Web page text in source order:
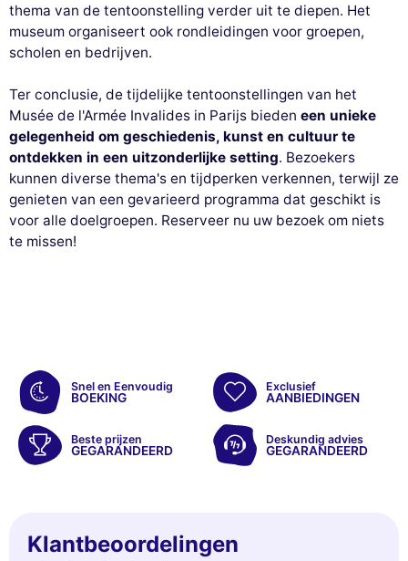
thema van de tentoonstelling verder uit te diepen. Het
museum organiseert ook rondleidingen voor groepen,
scholen en bedrijven.
Ter conclusie, de tijdelijke tentoonstellingen van het
Musée de l'Armée Invalides in Parijs bieden een unieke
gelegenheid om geschiedenis, kunst en cultuur te
ontdekken in een uitzonderlijke setting. Bezoekers
kunnen diverse thema's en tijdperken verkennen, terwijl ze
genieten van een gevarieerd programma dat geschikt is
voor alle doelgroepen. Reserveer nu uw bezoek om niets
te missen!
Snel en Eenvoudig
BOEKING
Exclusief
AANBIEDINGEN
Beste prijzen
GEGARANDEERD
Deskundig advies
GEGARANDEERD
Klantbeoordelingen